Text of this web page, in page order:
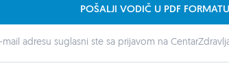
POŠALJI VODIČ U PDF FORMATU
adresu suglasni ste sa prijavom na